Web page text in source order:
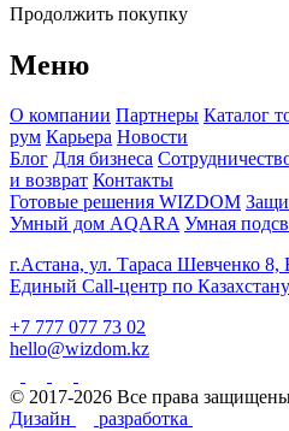
Продолжить покупку
Меню
О компании Партнеры Каталог
рум Карьера Новости
Блог Для бизнеса
и возврат Контакты
Готовые решения WIZDOM
Умный дом AQARA Умная
г.Астана, ул. Тараса Шевченко
Единый Call-центр по Казахстану
+7 777 077 73 02
hello@wizdom.kz
© 2017-2026 Все права
Дизайн
разработка